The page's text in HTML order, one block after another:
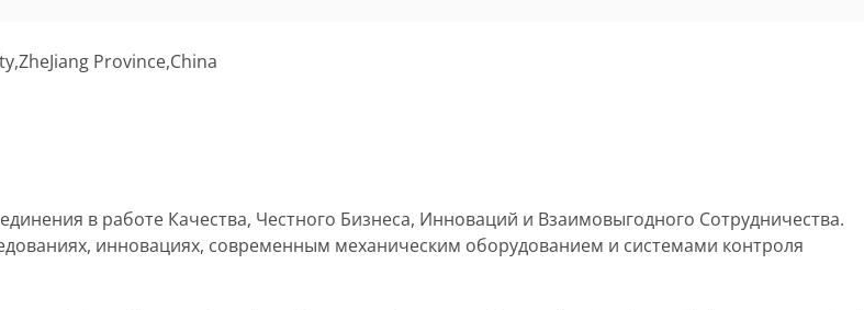
Province,China
в работе Качества, Честного Бизнеса, Инноваций и Взаимовыгодного Сотрудничества.
инновациях, современным механическим оборудованием и системами контроля